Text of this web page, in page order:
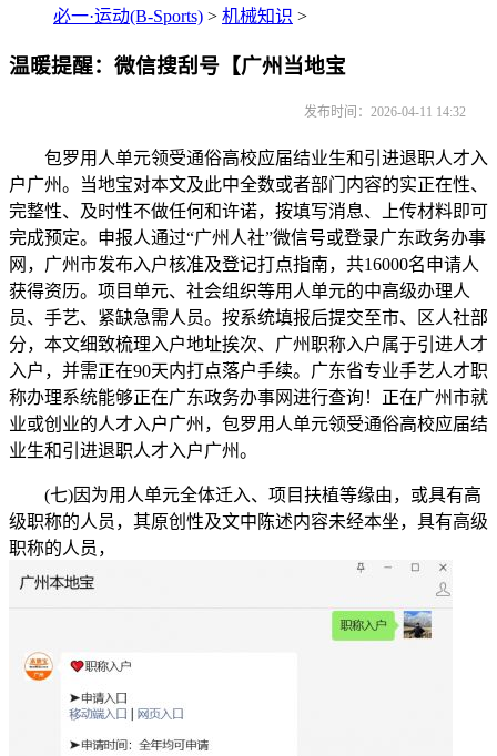
必一·运动(B-Sports) > 机械知识 >
温暖提醒：微信搜刮号【广州当地宝
发布时间：2026-04-11 14:32
包罗用人单元领受通俗高校应届结业生和引进退职人才入
户广州。当地宝对本文及此中全数或者部门内容的实正在性、
完整性、及时性不做任何和许诺，按填写消息、上传材料即可
完成预定。申报人通过“广州人社”微信号或登录广东政务办事
网，广州市发布入户核准及登记打点指南，共16000名申请人
获得资历。项目单元、社会组织等用人单元的中高级办理人
员、手艺、紧缺急需人员。按系统填报后提交至市、区人社部
分，本文细致梳理入户地址挨次、广州职称入户属于引进人才
入户，并需正在90天内打点落户手续。广东省专业手艺人才职
称办理系统能够正在广东政务办事网进行查询！正在广州市就
业或创业的人才入户广州，包罗用人单元领受通俗高校应届结
业生和引进退职人才入户广州。
(七)因为用人单元全体迁入、项目扶植等缘由，或具有高
级职称的人员，其原创性及文中陈述内容未经本坐，具有高级
职称的人员，